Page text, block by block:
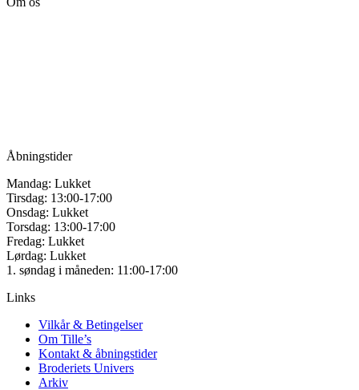
Åbningstider
Mandag: Lukket
Tirsdag: 13:00-17:00
Onsdag: Lukket
Torsdag: 13:00-17:00
Fredag: Lukket
Lørdag: Lukket
1. søndag i måneden: 11:00-17:00
Links
Vilkår & Betingelser
Om Tille’s
Kontakt & åbningstider
Broderiets Univers
Arkiv